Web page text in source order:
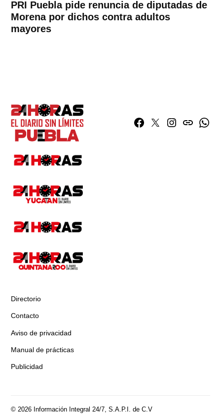
PRI Puebla pide renuncia de diputadas de
Morena por dichos contra adultos
mayores
Facebook
TwitterInstagram
issuu
Directorio
Contacto
Aviso de privacidad
Manual de prácticas
Publicidad
© 2026 Información Integral 24/7, S.A.P.I. de C.V